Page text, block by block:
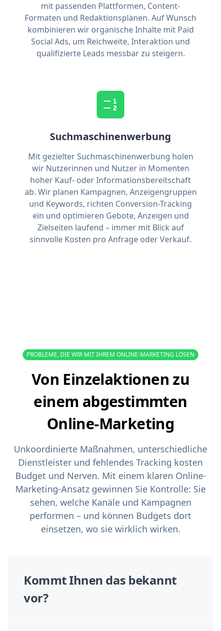
mit passenden Plattformen, Content-
Formaten und Redaktionsplänen. Auf Wunsch
kombinieren wir organische Inhalte mit Paid
Social Ads, um Reichweite, Interaktion und
qualifizierte Leads messbar zu steigern.
Suchmaschinenwerbung
Mit gezielter Suchmaschinenwerbung holen
wir Nutzerinnen und Nutzer in Momenten
hoher Kauf- oder Informationsbereitschaft
ab. Wir planen Kampagnen, Anzeigengruppen
und Keywords, richten Conversion-Tracking
ein und optimieren Gebote, Anzeigen und
Zielseiten laufend – immer mit Blick auf
sinnvolle Kosten pro Anfrage oder Verkauf.
PROBLEME, DIE WIR MIT IHREM ONLINE-MARKETING LÖSEN
Von Einzelaktionen zu
einem abgestimmten
Online-Marketing
Unkoordinierte Maßnahmen, unterschiedliche
Dienstleister und fehlendes Tracking kosten
Budget und Nerven. Mit einem klaren Online-
Marketing-Ansatz gewinnen Sie Kontrolle: Sie
sehen, welche Kanäle und Kampagnen
performen – und können Budgets dort
einsetzen, wo sie wirklich wirken.
Kommt Ihnen das bekannt
vor?